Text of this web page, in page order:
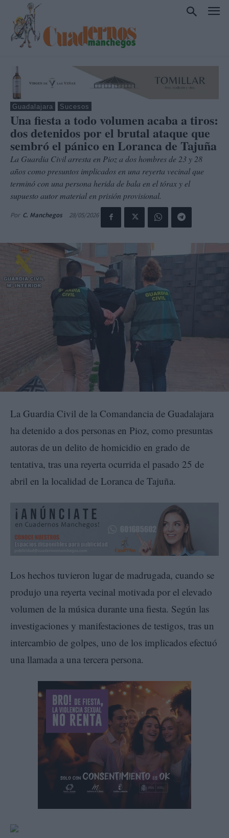
Guadalajara Sucesos
Una fiesta a todo volumen acaba a tiros:
dos detenidos por el brutal ataque que
sembró el pánico en Loranca de Tajuña
La Guardia Civil arresta en Pioz a dos hombres de 23 y 28
años como presuntos implicados en una reyerta vecinal que
terminó con una persona herida de bala en el tórax y el
supuesto autor material en prisión provisional.
Por C. Manchegos 28/05/2026
La Guardia Civil de la Comandancia de Guadalajara
ha detenido a dos personas en Pioz, como presuntas
autoras de un delito de homicidio en grado de
tentativa, tras una reyerta ocurrida el pasado 25 de
abril en la localidad de Loranca de Tajuña.
Los hechos tuvieron lugar de madrugada, cuando se
produjo una reyerta vecinal motivada por el elevado
volumen de la música durante una fiesta. Según las
investigaciones y manifestaciones de testigos, tras un
intercambio de golpes, uno de los implicados efectuó
una llamada a una tercera persona.